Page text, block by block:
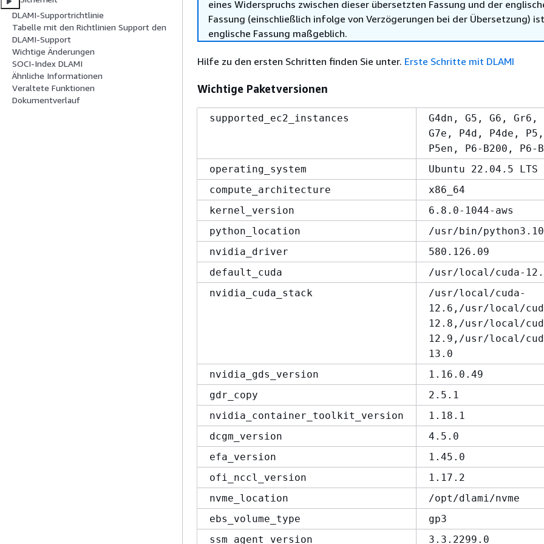
DLAMI-Supportrichtlinie
Tabelle mit den Richtlinien Support den
DLAMI-Support
Wichtige Änderungen
SOCI-Index DLAMI
Ähnliche Informationen
Veraltete Funktionen
Dokumentverlauf
eines Widerspruchs zwischen dieser übersetzten Fassung und der
Fassung (einschließlich infolge von Verzögerungen bei der Übersetzung)
englische Fassung maßgeblich.
Hilfe zu den ersten Schritten finden Sie unter. Erste Schritte mit DLAMI
Wichtige Paketversionen
supported_ec2_instances
G4dn, G5, G6, Gr6,
G7e, P4d, P4de,
P5en, P6-B200, P6-
operating_system
Ubuntu 22.04.5 LTS
compute_architecture
x86_64
kernel_version
6.8.0-1044-aws
python_location
/usr/bin/python3.10
nvidia_driver
580.126.09
default_cuda
/usr/local/cuda-
nvidia_cuda_stack
/usr/local/cuda-
12.6,/usr/local/
12.8,/usr/local/
12.9,/usr/local/
13.0
nvidia_gds_version
1.16.0.49
gdr_copy
2.5.1
nvidia_container_toolkit_version
1.18.1
dcgm_version
4.5.0
efa_version
1.45.0
ofi_nccl_version
1.17.2
nvme_location
/opt/dlami/nvme
ebs_volume_type
gp3
ssm_agent_version
3.3.2299.0